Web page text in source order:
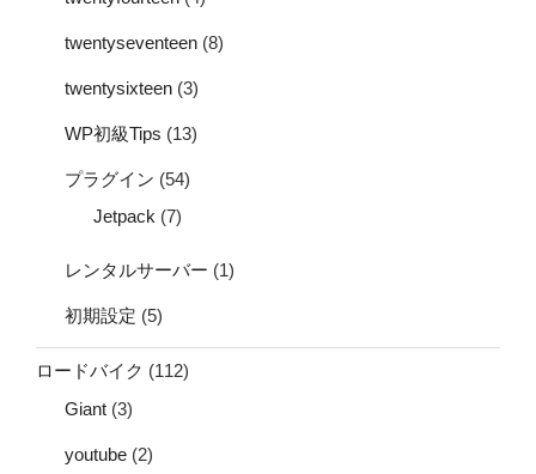
twentyseventeen (8)
twentysixteen (3)
WP初級Tips (13)
プラグイン (54)
Jetpack (7)
レンタルサーバー (1)
初期設定 (5)
ロードバイク (112)
Giant (3)
youtube (2)